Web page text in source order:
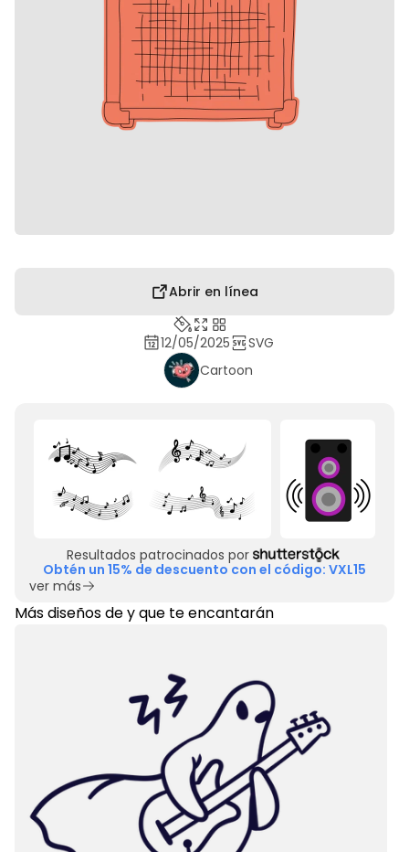
Abrir en línea
12/05/2025
SVG
Cartoon
Resultados patrocinados por
Obtén un 15% de descuento con el código: VXL15
ver más
Más diseños deyque te encantarán